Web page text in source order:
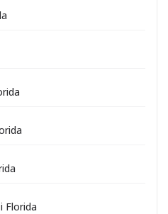
Florida